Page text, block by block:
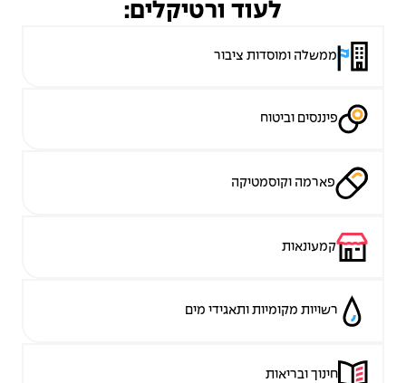
לעוד ורטיקלים:
ממשלה ומוסדות ציבור
פיננסים וביטוח
פארמה וקוסמטיקה
קמעונאות
רשויות מקומיות ותאגידי מים
חינוך ובריאות